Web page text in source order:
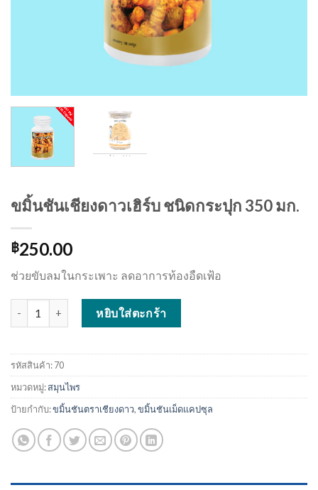
ขมิ้นชันเชียงดาวเฮิร์บ ชนิดกระปุก 350 มก.
฿250.00
ช่วยขับลมในกระเพาะ ลดอาการท้องอืดเฟ้อ
จำนวน ขมิ้นชันเชียงดาวเฮิร์บ ชนิดกระปุก 350 มก. ชิ้น
หยิบใส่ตะกร้า
รหัสสินค้า:70
หมวดหมู่:สมุนไพร
ป้ายกำกับ:ขมิ้นชันตราเชียงดาว,ขมิ้นชันเม็ดแคปซุล